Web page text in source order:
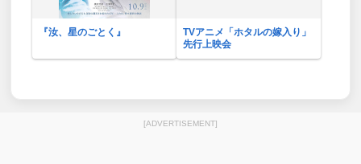
『汝、星のごとく』
TVアニメ「ホタルの嫁入り」
先行上映会
[ADVERTISEMENT]